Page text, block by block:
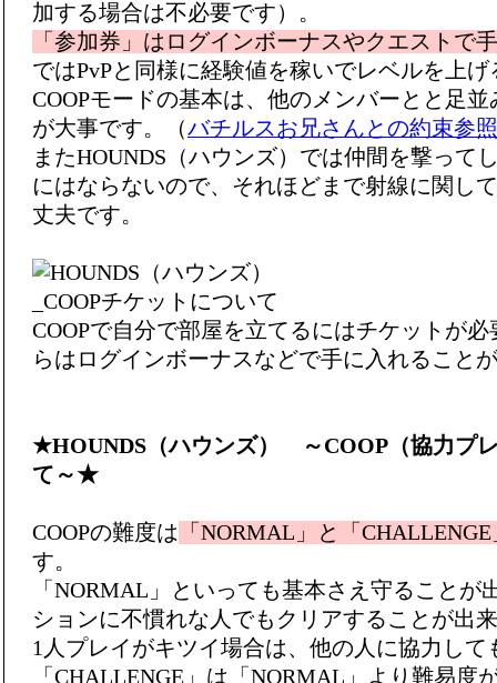
加する場合は不必要です）。
「参加券」はログインボーナスやクエストで
ではPvPと同様に経験値を稼いでレベルを上
COOPモードの基本は、他のメンバーとと足
が大事です。（バチルスお兄さんとの約束参照
またHOUNDS（ハウンズ）では仲間を撃って
にはならないので、それほどまで射線に関し
丈夫です。
COOPで自分で部屋を立てるにはチケットが
らはログインボーナスなどで手に入れること
★HOUNDS（ハウンズ） ～COOP（協力プ
て～★
COOPの難度は 「NORMAL」と「CHALLENGE
す。
「NORMAL」といっても基本さえ守ることが
ションに不慣れな人でもクリアすることが出
1人プレイがキツイ場合は、他の人に協力して
「CHALLENGE」は「NORMAL」より難易度